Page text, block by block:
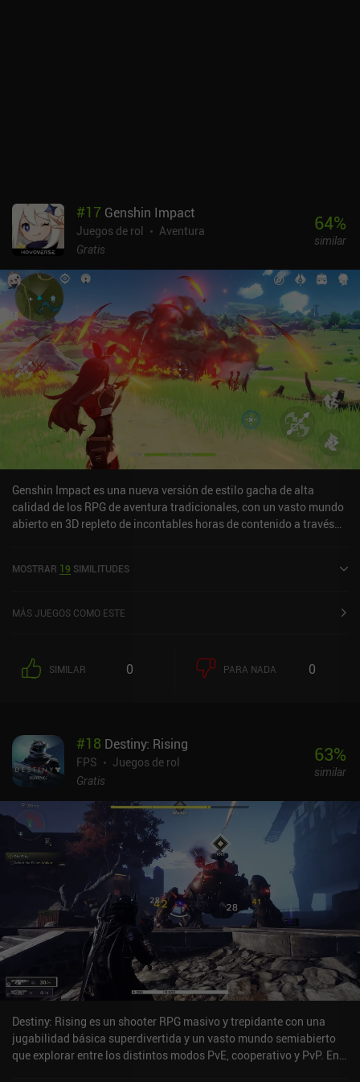
una alternativa, ésta es bastante buena. Al jugar, no me sentí ni
abrumado ni desilusionado, supongo que simplemente...
"abrumado". Wuthering Waves se monetiza a través de iAPs para
conseguir más dinero premium para gacha y un pase de
temporada. Yo me lo he pasado muy bien jugando gratis y no he
encontrado ningún muro de pago en mis más de 20 horas de juego.
Sugiero alejarse de los iAP.
#17 Genshin Impact
Juegos de rol
Aventura
Gratis
64%
similar
Genshin Impact es una nueva versión de estilo gacha de alta
calidad de los RPG de aventura tradicionales, con un vasto mundo
abierto en 3D repleto de incontables horas de contenido a través
historia y un lucrativo sistema basado en la exploración que nos
puzles. Empezando con un único héroe, desbloqueamos
combate-, lo que permite algunos combos increíbles basados en
elementos. Como es habitual en los juegos gacha, Genshin Impact
permiten enfrentarnos a rivales fuertes y polvo estelar que
podemos canjear por otras recompensas en una tienda. Subimos
de nivel a nuestros personajes utilizando objetos que les otorgan
ascenderlos utilizando objetos repartidos por el mapa. El principal
problema del juego es que es muy exigente para la mayoría de los
teléfonos y puede provocar grandes subidas de temperatura, lo
que puede ser perjudicial para nuestros dispositivos con el tiempo.
El sistema de nivelación también se ralentiza rápidamente más
adelante en el juego, haciendo que la jugabilidad sea más grindy. A
pesar de ser un juego casi enteramente para un jugador, también
requiere una conexión constante para jugar, lo que puede irritar a
algunos jugadores. Genshin Impact se monetiza principalmente
mediante la venta de Diamantes a través de iAPs, que pueden
convertirse en "Primogemas" para comprar Deseos y Energía, esta
última necesaria para obtener recompensas en ciertas mazmorras.
Dado que el drop-rate de los objetos de alto nivel de los Deseos es
muy bajo, esto supone una gran ventaja para los jugadores de
pago. Sin embargo, la monetización puede ignorarse un poco por
ahora, ya que el juego aún no cuenta con un sistema PvP.
MOSTRAR 19 SIMILITUDES
MÁS JUEGOS COMO ESTE
SIMILAR 0 PARA NADA 0
#18 Destiny: Rising
FPS
Juegos de rol
Gratis
63%
similar
Destiny: Rising es un shooter RPG masivo y trepidante con una
jugabilidad básica superdivertida y un vasto mundo semiabierto
que explorar entre los distintos modos PvE, cooperativo y PvP. En